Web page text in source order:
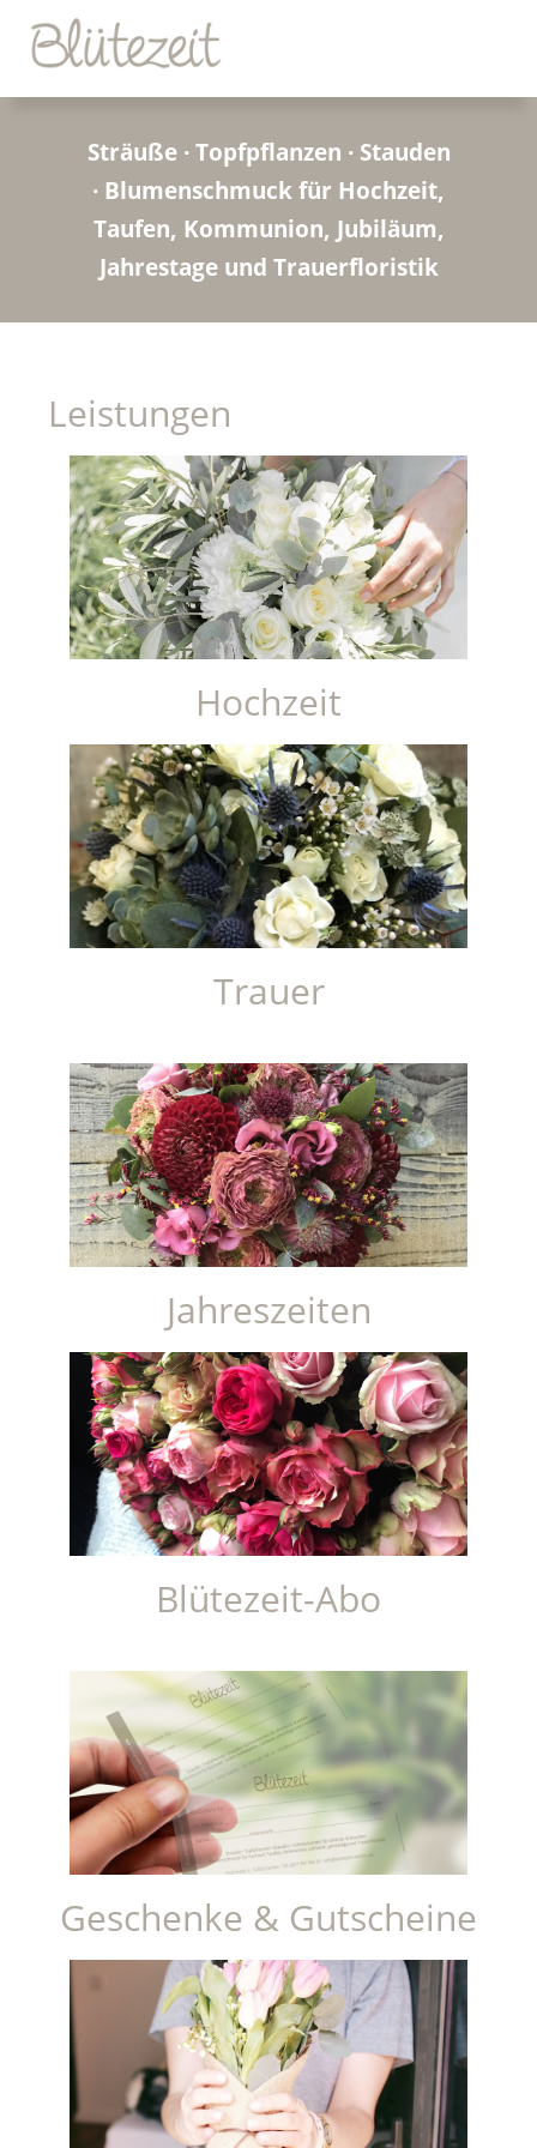
Sträuße · Topfpflanzen · Stauden
· Blumenschmuck für Hochzeit,
Taufen, Kommunion, Jubiläum,
Jahrestage und Trauerfloristik
Leistungen
Hochzeit
Trauer
Jahreszeiten
Blütezeit-Abo
Geschenke & Gutscheine